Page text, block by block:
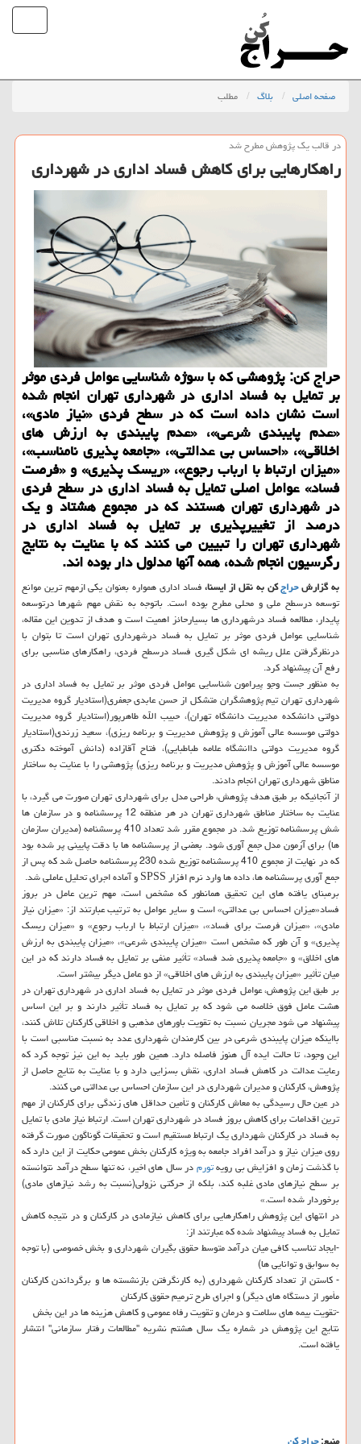
صفحه اصلی بلاگ مطلب
در قالب یك پژوهش مطرح شد
راهكارهایی برای كاهش فساد اداری در شهرداری
حراج كن: پژوهشی كه با سوژه شناسایی عوامل فردی موثر
بر تمایل به فساد اداری در شهرداری تهران انجام شده
است نشان داده است كه در سطح فردی «نیاز مادی»،
«عدم پایبندی شرعی»، «عدم پایبندی به ارزش های
اخلاقی»، «احساس بی عدالتی»، «جامعه پذیری نامناسب»،
«میزان ارتباط با ارباب رجوع»، «ریسك پذیری» و «فرصت
فساد» عوامل اصلی تمایل به فساد اداری در سطح فردی
در شهرداری تهران هستند كه در مجموع هشتاد و یك
درصد از تغییرپذیری بر تمایل به فساد اداری در
شهرداری تهران را تبیین می كنند كه با عنایت به نتایج
رگرسیون انجام شده، همه آنها مدلول دار بوده اند.
به گزارشحراجكن به نقل از ایسنا،فساد اداری همواره بعنوان یكی ازمهم ترین موانع
توسعه درسطح ملی و محلی مطرح بوده است. باتوجه به نقش مهم شهرها درتوسعه
پایدار، مطالعه فساد درشهرداری ها بسیارحائز اهمیت است و هدف از تدوین این مقاله،
شناسایی عوامل فردی موثر بر تمایل به فساد درشهرداری تهران است تا بتوان با
درنظرگرفتن علل ریشه ای شكل گیری فساد درسطح فردی، راهكارهای مناسبی برای
رفع آن پیشنهاد كرد.
به منظور جست وجو پیرامون شناسایی عوامل فردی موثر بر تمایل به فساد اداری در
شهرداری تهران تیم پژوهشگران متشكل از حسن عابدی جعفری(استادیار گروه مدیریت
دولتی دانشكده مدیریت دانشگاه تهران)، حبیب الله طاهرپور(استادیار گروه مدیریت
دولتی موسسه عالی آموزش و پژوهش مدیریت و برنامه ریزی)، سعید زرندی(استادیار
گروه مدیریت دولتی داانشگاه علامه طباطبایی)، فتاح آقازاده (دانش آموخته دكتری
موسسه عالی آموزش و پژوهش مدیریت و برنامه ریزی) پژوهشی را با عنایت به ساختار
مناطق شهرداری تهران انجام دادند.
از آنجائیكه بر طبق هدف پژوهش، طراحی مدل برای شهرداری تهران صورت می گیرد، با
عنایت به ساختار مناطق شهرداری تهران در هر منطقه 12 پرسشنامه و در سازمان ها
شش پرسشنامه توزیع شد. در مجموع مقرر شد تعداد 410 پرسشنامه (مدیران سازمان
ها) برای آزمون مدل جمع آوری شود. بعضی از پرسشنامه ها با دقت پایینی پر شده بود
كه در نهایت از مجموع 410 پرسشنامه توزیع شده 230 پرسشنامه حاصل شد كه پس از
جمع آوری پرسشنامه ها، داده ها وارد نرم افزار SPSS و آماده اجرای تحلیل عاملی شد.
برمبنای یافته های این تحقیق همانطور كه مشخص است، مهم ترین عامل در بروز
فساد«میزان احساس بی عدالتی» است و سایر عوامل به ترتیب عبارتند از: «میزان نیاز
مادی»، «میزان فرصت برای فساد»، «میزان ارتباط با ارباب رجوع» و «میزان ریسك
پذیری» و آن طور كه مشخص است «میزان پایبندی شرعی»، «میزان پایبندی به ارزش
های اخلاق» و «جامعه پذیری ضد فساد» تأثیر منفی بر تمایل به فساد دارند كه در این
میان تأثیر «میزان پایبندی به ارزش های اخلاقی» از دو عامل دیگر بیشتر است.
بر طبق این پژوهش، عوامل فردی موثر در تمایل به فساد اداری در شهرداری تهران در
هشت عامل فوق خلاصه می شود كه بر تمایل به فساد تأثیر دارند و بر این اساس
پیشنهاد می شود مجریان نسبت به تقویت باورهای مذهبی و اخلاقی كاركنان تلاش كنند،
بااینكه میزان پایبندی شرعی در بین كارمندان شهرداری عدد به نسبت مناسبی است با
این وجود، تا حالت ایده آل هنوز فاصله دارد. همین طور باید به این نیز توجه كرد كه
رعایت عدالت در كاهش فساد اداری، نقش بسزایی دارد و با عنایت به نتایج حاصل از
پژوهش، كاركنان و مدیران شهرداری در این سازمان احساس بی عدالتی می كنند.
در عین حال رسیدگی به معاش كاركنان و تأمین حداقل های زندگی برای كاركنان از مهم
ترین اقدامات برای كاهش بروز فساد در شهرداری تهران است. ارتباط نیاز مادی با تمایل
به فساد در كاركنان شهرداری یك ارتباط مستقیم است و تحقیقات گوناگون صورت گرفته
روی میزان نیاز و درآمد افراد جامعه به ویژه كاركنان بخش عمومی حكایت از این دارد كه
با گذشت زمان و افزایش بی رویهتورمدر سال های اخیر، نه تنها سطح درآمد نتوانسته
بر سطح نیازهای مادی غلبه كند، بلكه از حركتی نزولی(نسبت به رشد نیازهای مادی)
برخوردار شده است.»
در انتهای این پژوهش راهكارهایی برای كاهش نیازمادی در كاركنان و در نتیجه كاهش
تمایل به فساد پیشنهاد شده كه عبارتند از:
-ایجاد تناسب كافی میان درآمد متوسط حقوق بگیران شهرداری و بخش خصوصی (با توجه
به سوابق و توانایی ها)
- كاستن از تعداد كاركنان شهرداری (به كارنگرفتن بازنشسته ها و برگرداندن كاركنان
مأمور از دستگاه های دیگر) و اجرای طرح ترمیم حقوق كاركنان
-تقویت بیمه های سلامت و درمان و تقویت رفاه عمومی و كاهش هزینه ها در این بخش
نتایج این پژوهش در شماره یك سال هشتم نشریه "مطالعات رفتار سازمانی" انتشار
یافته است.